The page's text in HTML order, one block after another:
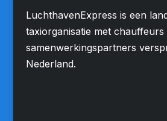
LuchthavenExpress is een
taxiorganisatie met chauffeurs
samenwerkingspartners
Nederland.